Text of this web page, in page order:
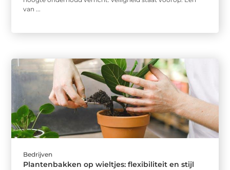
van ...
Bedrijven
Plantenbakken op wieltjes: flexibiliteit en stijl